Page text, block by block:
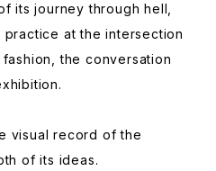
its journey through hell,
at the intersection
the conversation
visual record of the
of its ideas.